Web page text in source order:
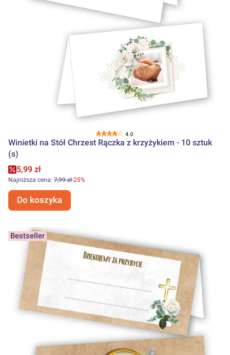
4.0
Winietki na Stół Chrzest Rączka z krzyżykiem - 10 sztuk
(s)
Cena promocyjna
5,99 zł
Najniższa cena: 7,99 zł-25%
Do koszyka
Bestseller